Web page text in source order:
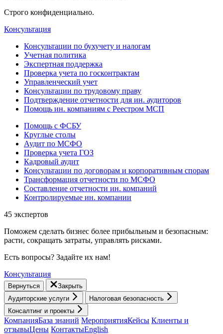
Строго конфиденциально.
Консультация
Консультации по бухучету и налогам
Учетная политика
Экспертная поддержка
Проверка учета по госконтрактам
Управленческий учет
Консультации по трудовому праву
Подтверждение отчетности для ин. аудиторов
Помощь ин. компаниям с Реестром МСП
Помощь с ФСБУ
Круглые столы
Аудит по МСФО
Проверка учета ГОЗ
Кадровый аудит
Консультации по договорам и корпоративным спорам
Трансформация отчетности по МСФО
Составление отчетности ин. компаний
Контролируемые ин. компании
45 экспертов
Поможем сделать бизнес более прибыльным и безопасным:
расти, cокращать затраты, управлять рисками.
Есть вопросы? Задайте их нам!
Консультация
Вернуться
Закрыть
Аудиторские услуги
Налоговая безопасность
Консалтинг и проекты
КомпанияБаза знаний МероприятияКейсы Клиенты и
отзывыЦены КонтактыEnglish